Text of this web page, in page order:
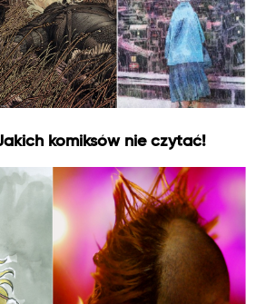
komiksów nie czytać!